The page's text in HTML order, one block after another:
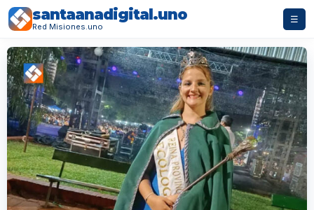
santaanadigital.uno
Red Misiones.uno
☰